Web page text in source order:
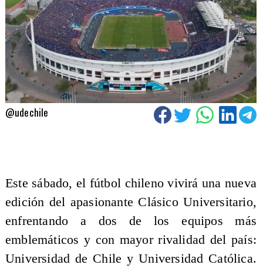
@udechile
Este sábado, el fútbol chileno vivirá una nueva
edición del apasionante Clásico Universitario,
enfrentando a dos de los equipos más
emblemáticos y con mayor rivalidad del país:
Universidad de Chile y Universidad Católica.